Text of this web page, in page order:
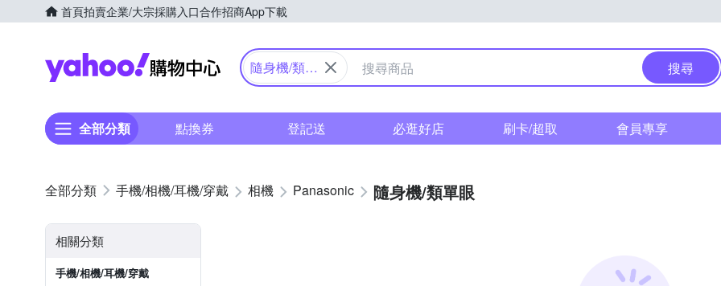
首頁拍賣企業/大宗採購入口合作招商App下載
Yahoo購物中心
隨身機/類單
搜尋
全部分類 點換券 登記送 必逛好店 刷卡/超取 會員專享
手機/相機/耳機/穿戴 相機 Panasonic 隨身機/類單眼
相關分類
手機/相機/耳機/穿戴